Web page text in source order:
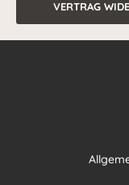
VERTRAG